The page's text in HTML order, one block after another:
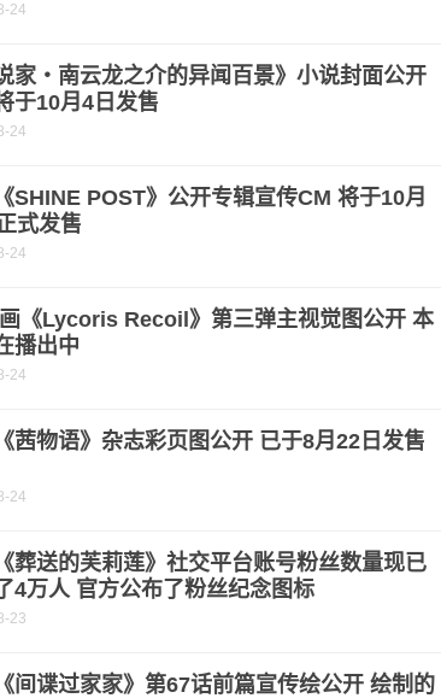
24
家・南云龙之介的异闻百景》小说封面公开
于10月4日发售
24
SHINE POST》公开专辑宣传CM 将于10月
式发售
24
《Lycoris Recoil》第三弹主视觉图公开 本
播出中
24
茜物语》杂志彩页图公开 已于8月22日发售
24
葬送的芙莉莲》社交平台账号粉丝数量现已
4万人 官方公布了粉丝纪念图标
23
间谍过家家》第67话前篇宣传绘公开 绘制的